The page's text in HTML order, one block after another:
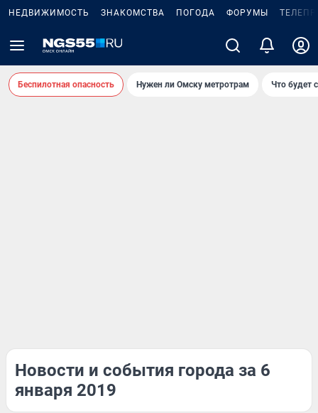
НЕДВИЖИМОСТЬ ЗНАКОМСТВА ПОГОДА ФОРУМЫ
Беспилотная опасность Нужен ли Омску метротрам Что будет
Новости и события города за 6
января 2019